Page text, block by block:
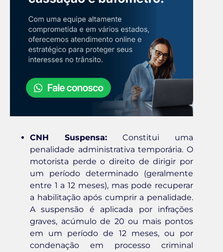
CNH Suspensa: Constitui uma
penalidade administrativa temporária. O
motorista perde o direito de dirigir por
um período determinado (geralmente
entre 1 a 12 meses), mas pode recuperar
a habilitação após cumprir a penalidade.
A suspensão é aplicada por infrações
graves, acúmulo de 20 ou mais pontos
em um período de 12 meses, ou por
condenação em processo criminal